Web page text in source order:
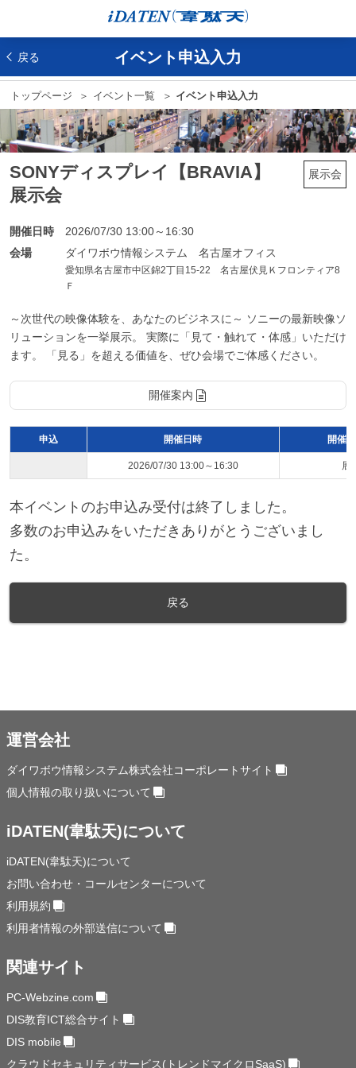
戻る イベント申込入力
トップページ イベント一覧 イベント申込入力
展示会
SONYディスプレイ【BRAVIA】
展示会
開催日時
2026/07/30 13:00～16:30
会場
ダイワボウ情報システム 名古屋オフィス
愛知県名古屋市中区錦2丁目15-22 名古屋伏見Ｋフロンティア8
Ｆ
～次世代の映像体験を、あなたのビジネスに～ ソニーの最新映像ソ
リューションを一挙展示。 実際に「見て・触れて・体感」いただけ
ます。 「見る」を超える価値を、ぜひ会場でご体感ください。
開催案内
申込 開催日時 開催
2026/07/30 13:00～16:30 展
本イベントのお申込み受付は終了しました。
多数のお申込みをいただきありがとうございまし
た。
戻る
運営会社
ダイワボウ情報システム株式会社コーポレートサイト
個人情報の取り扱いについて
iDATEN(韋駄天)について
iDATEN(韋駄天)について
お問い合わせ・コールセンターについて
利用規約
利用者情報の外部送信について
関連サイト
PC-Webzine.com
DIS教育ICT総合サイト
DIS mobile
クラウドセキュリティサービス(トレンドマイクロSaaS)